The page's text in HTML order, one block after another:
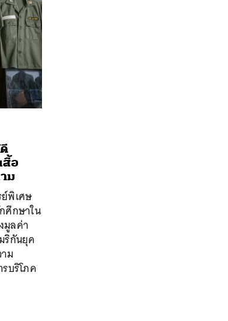
สื้อ
ม
พิเศษ
ศึกษาใน
มูลค่า
ริกันยุค
ม
บริโภค
ค้นหา